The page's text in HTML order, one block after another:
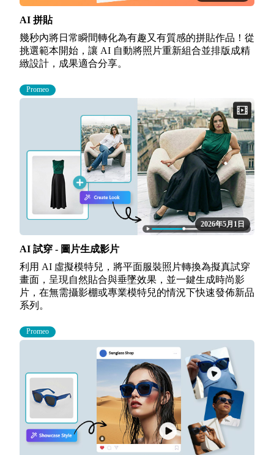
AI 拼貼
幾秒內將日常瞬間轉化為有趣又有質感的拼貼作品！從
挑選範本開始，讓 AI 自動將照片重新組合並排版成精
緻設計，成果適合分享。
Promeo
2026年5月1日
AI 試穿 - 圖片生成影片
利用 AI 虛擬模特兒，將平面服裝照片轉換為擬真試穿
畫面，呈現自然貼合與垂墜效果，並一鍵生成時尚影
片，在無需攝影棚或專業模特兒的情況下快速發佈新品
系列。
Promeo